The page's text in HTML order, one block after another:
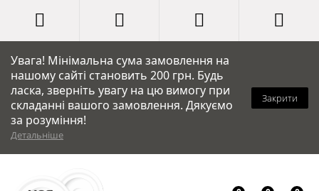
Увага! Мінімальна сума замовлення на
нашому сайті становить 200 грн. Будь
ласка, зверніть увагу на цю вимогу при
складанні вашого замовлення. Дякуємо
за розуміння!
Детальніше
Закрити